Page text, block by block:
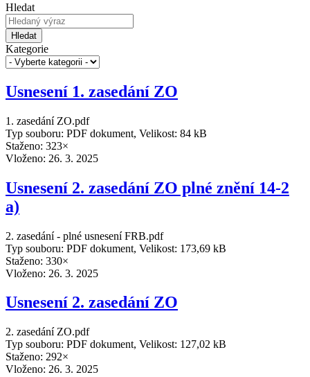
Hledat
Hledat
Kategorie
Usnesení 1. zasedání ZO
1. zasedání ZO.pdf
Typ souboru: PDF dokument, Velikost: 84 kB
Staženo: 323×
Vloženo: 26. 3. 2025
Usnesení 2. zasedání ZO plné znění 14-2
a)
2. zasedání - plné usnesení FRB.pdf
Typ souboru: PDF dokument, Velikost: 173,69 kB
Staženo: 330×
Vloženo: 26. 3. 2025
Usnesení 2. zasedání ZO
2. zasedání ZO.pdf
Typ souboru: PDF dokument, Velikost: 127,02 kB
Staženo: 292×
Vloženo: 26. 3. 2025